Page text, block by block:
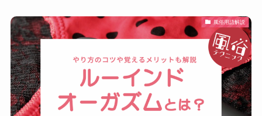
風俗用語解説